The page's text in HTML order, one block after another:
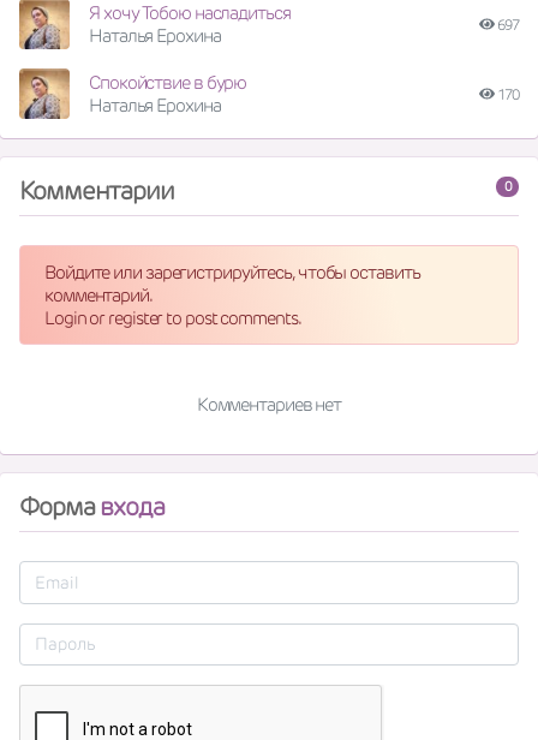
Я хочу Тобою насладиться
Наталья Ерохина
697
Спокойствие в бурю
Наталья Ерохина
170
0
Комментарии
Войдите или зарегистрируйтесь, чтобы оставить
комментарий.
Login or register to post comments.
Комментариев нет
Формавхода